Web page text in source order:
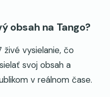
obsah na Tango?
vysielanie, čo
svoj obsah a
v reálnom čase.